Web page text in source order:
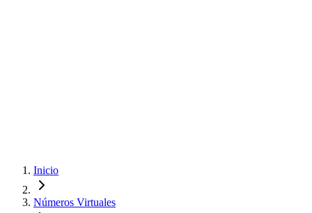
Inicio
Números Virtuales